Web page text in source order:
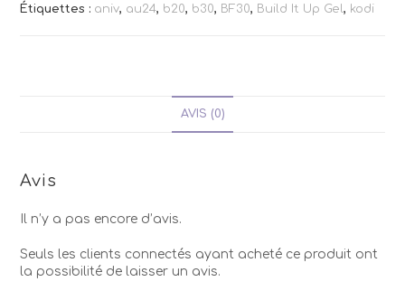
Étiquettes : aniv, au24, b20, b30, BF30, Build It Up Gel, kodi
AVIS (0)
Avis
Il n’y a pas encore d’avis.
Seuls les clients connectés ayant acheté ce produit ont
la possibilité de laisser un avis.